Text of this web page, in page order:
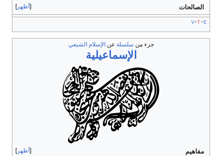
أظهر الصالحات
v t e
جزء من سلسلة عن الإسلام الشيعي
الإسماعيلية
أظهر مفاهيم